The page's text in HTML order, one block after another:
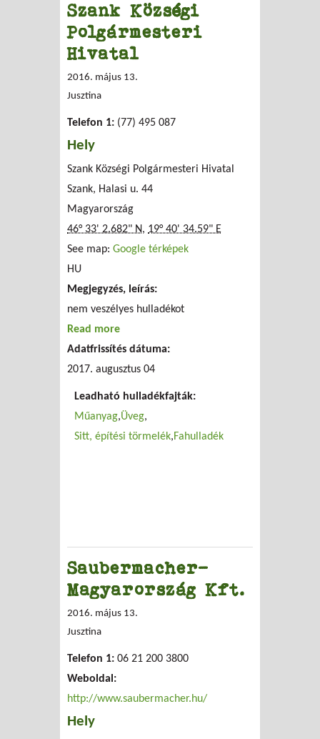
Szank Községi
Polgármesteri
Hivatal
2016. május 13.
Jusztina
Telefon 1: (77) 495 087
Hely
Szank Községi Polgármesteri Hivatal
Szank, Halasi u. 44
Magyarország
46° 33' 2.682" N, 19° 40' 34.59" E
See map: Google térképek
HU
Megjegyzés, leírás:
nem veszélyes hulladékot
Read more
Hivatal
Adatfrissítés dátuma:
2017. augusztus 04
Leadható hulladékfajták:
Műanyag Üveg
Sitt, építési törmelék Fahulladék
Saubermacher-
Magyarország Kft.
2016. május 13.
Jusztina
Telefon 1: 06 21 200 3800
Weboldal:
http://www.saubermacher.hu/
Hely